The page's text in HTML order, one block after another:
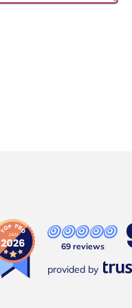
69 reviews
provided by